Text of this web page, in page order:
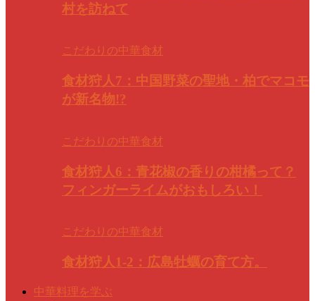
村を訪ねて
こだわりの中華食材
食材狩人7：中国野菜の聖地・柏でマコモ
が新名物!?
こだわりの中華食材
食材狩人6：青花椒の香りの柑橘って？
フィンガーライムがおもしろい！
こだわりの中華食材
食材狩人1-2：広島牡蠣の育て方。
中華料理を学ぶ